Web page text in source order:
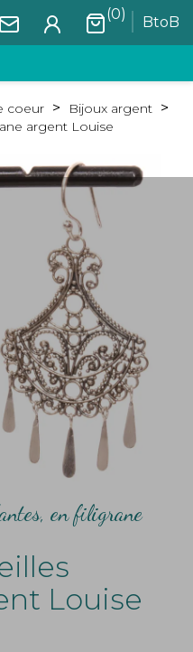
BtoB
(0)
coeur
Bijoux argent
argent Louise
en filigrane
Louise